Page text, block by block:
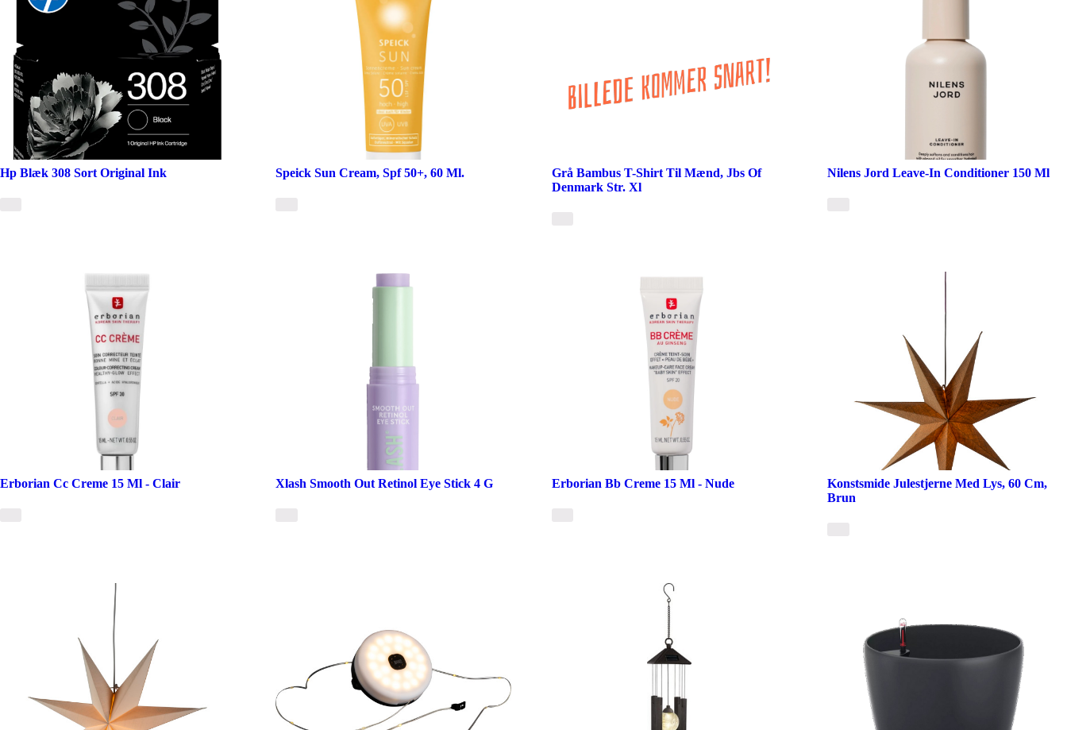
Hp Blæk 308 Sort Original Ink Speick Sun Cream, Spf 50+, 60 Ml.
Grå Bambus T-Shirt Til Mænd, Jbs Of
Denmark Str. Xl
Nilens Jord Leave-In Conditioner 150 Ml
Erborian Cc Creme 15 Ml - Clair Xlash Smooth Out Retinol Eye Stick 4 G Erborian Bb Creme 15 Ml - Nude
Konstsmide Julestjerne Med Lys, 60 Cm,
Brun